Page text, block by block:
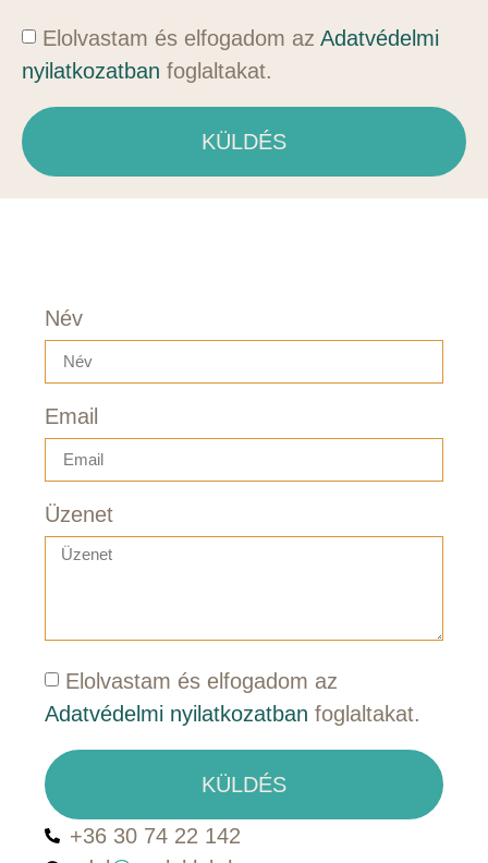
Elolvastam és elfogadom az Adatvédelmi
nyilatkozatban foglaltakat.
KÜLDÉS
Név
Email
Üzenet
Elolvastam és elfogadom az
Adatvédelmi nyilatkozatban foglaltakat.
KÜLDÉS
+36 30 74 22 142